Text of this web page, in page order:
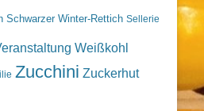
Schwarzer Winter-Rettich Sellerie
Weißkohl
Zucchini Zuckerhut